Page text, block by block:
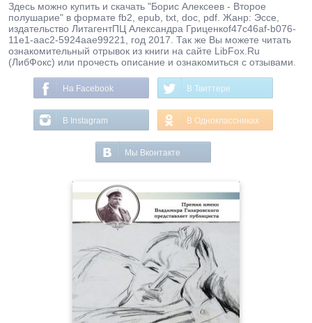
Здесь можно купить и скачать "Борис Алексеев - Второе
полушарие" в формате fb2, epub, txt, doc, pdf. Жанр: Эссе,
издательство ЛитагентПЦ Александра Гриценкоf47c46af-b076-
11e1-aac2-5924aae99221, год 2017. Так же Вы можете читать
ознакомительный отрывок из книги на сайте LibFox.Ru
(ЛибФокс) или прочесть описание и ознакомиться с отзывами.
На Facebook В Твиттере
В Instagram В Одноклассниках
Мы Вконтакте